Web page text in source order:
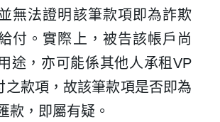
無法證明該筆款項即為詐欺
付。實際上，被告該帳戶尚
途，亦可能係其他人承租VP
之款項，故該筆款項是否即為
款，即屬有疑。